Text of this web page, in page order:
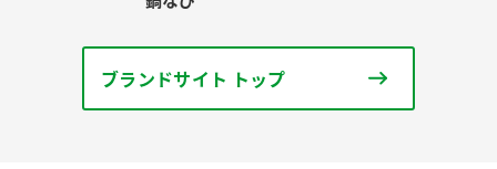
ブランドサイト トップ